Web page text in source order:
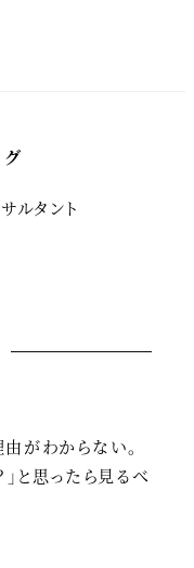
ルタント
がわからない。
」と思ったら見るべ